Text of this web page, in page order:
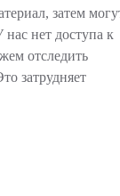
затем
нас нет доступа к
отследить
затрудняет